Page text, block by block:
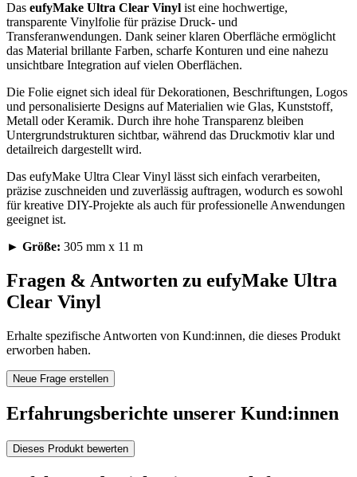
Das eufyMake Ultra Clear Vinyl ist eine hochwertige,
transparente Vinylfolie für präzise Druck- und
Transferanwendungen. Dank seiner klaren Oberfläche ermöglicht
das Material brillante Farben, scharfe Konturen und eine nahezu
unsichtbare Integration auf vielen Oberflächen.
Die Folie eignet sich ideal für Dekorationen, Beschriftungen, Logos
und personalisierte Designs auf Materialien wie Glas, Kunststoff,
Metall oder Keramik. Durch ihre hohe Transparenz bleiben
Untergrundstrukturen sichtbar, während das Druckmotiv klar und
detailreich dargestellt wird.
Das eufyMake Ultra Clear Vinyl lässt sich einfach verarbeiten,
präzise zuschneiden und zuverlässig auftragen, wodurch es sowohl
für kreative DIY-Projekte als auch für professionelle Anwendungen
geeignet ist.
► Größe: 305 mm x 11 m
Fragen & Antworten zu eufyMake Ultra
Clear Vinyl
Erhalte spezifische Antworten von Kund:innen, die dieses Produkt
erworben haben.
Neue Frage erstellen
Erfahrungsberichte unserer Kund:innen
Dieses Produkt bewerten